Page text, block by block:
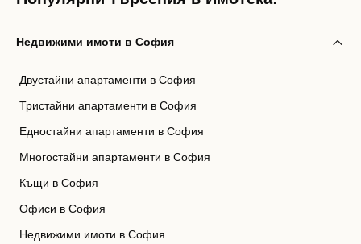
Недвижими имоти в София
Двустайни апартаменти в София
Тристайни апартаменти в София
Едностайни апартаменти в София
Многостайни апартаменти в София
Къщи в София
Офиси в София
Недвижими имоти в София